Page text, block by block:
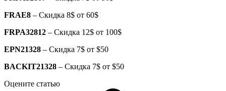
FRAE8 – Скидка 8$ от 60$
FRPA32812 – Скидка 12$ от 100$
EPN21328 – Скидка 7$ от $50
BACKIT21328 – Скидка 7$ от $50
Оцените статью